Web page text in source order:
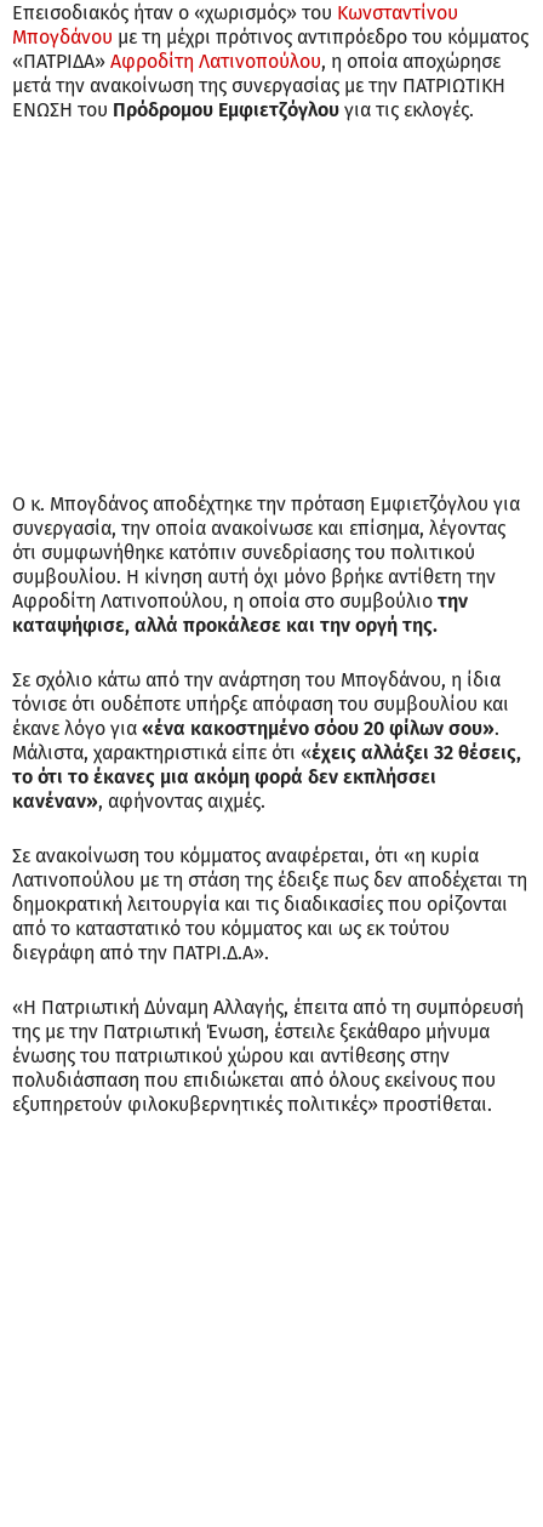
Επεισοδιακός ήταν ο «χωρισμός» του Κωνσταντίνου
Μπογδάνου με τη μέχρι πρότινος αντιπρόεδρο του κόμματος
«ΠΑΤΡΙΔΑ» Αφροδίτη Λατινοπούλου, η οποία αποχώρησε
μετά την ανακοίνωση της συνεργασίας με την ΠΑΤΡΙΩΤΙΚΗ
ΕΝΩΣΗ του Πρόδρομου Εμφιετζόγλου για τις εκλογές.
Ο κ. Μπογδάνος αποδέχτηκε την πρόταση Εμφιετζόγλου για
συνεργασία, την οποία ανακοίνωσε και επίσημα, λέγοντας
ότι συμφωνήθηκε κατόπιν συνεδρίασης του πολιτικού
συμβουλίου. Η κίνηση αυτή όχι μόνο βρήκε αντίθετη την
Αφροδίτη Λατινοπούλου, η οποία στο συμβούλιο την
καταψήφισε, αλλά προκάλεσε και την οργή της.
Σε σχόλιο κάτω από την ανάρτηση του Μπογδάνου, η ίδια
τόνισε ότι ουδέποτε υπήρξε απόφαση του συμβουλίου και
έκανε λόγο για «ένα κακοστημένο σόου 20 φίλων σου».
Μάλιστα, χαρακτηριστικά είπε ότι «έχεις αλλάξει 32 θέσεις,
το ότι το έκανες μια ακόμη φορά δεν εκπλήσσει
κανέναν», αφήνοντας αιχμές.
Σε ανακοίνωση του κόμματος αναφέρεται, ότι «η κυρία
Λατινοπούλου με τη στάση της έδειξε πως δεν αποδέχεται τη
δημοκρατική λειτουργία και τις διαδικασίες που ορίζονται
από το καταστατικό του κόμματος και ως εκ τούτου
διεγράφη από την ΠΑΤΡΙ.Δ.Α».
«Η Πατριωτική Δύναμη Αλλαγής, έπειτα από τη συμπόρευσή
της με την Πατριωτική Ένωση, έστειλε ξεκάθαρο μήνυμα
ένωσης του πατριωτικού χώρου και αντίθεσης στην
πολυδιάσπαση που επιδιώκεται από όλους εκείνους που
εξυπηρετούν φιλοκυβερνητικές πολιτικές» προστίθεται.